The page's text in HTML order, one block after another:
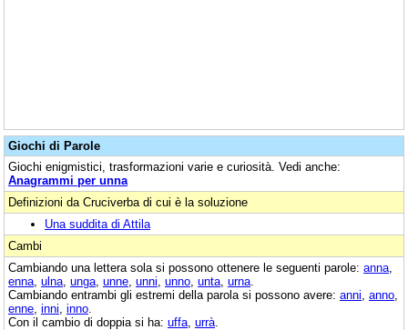
Giochi di Parole
Giochi enigmistici, trasformazioni varie e curiosità. Vedi anche:
Anagrammi per unna
Definizioni da Cruciverba di cui è la soluzione
Una suddita di Attila
Cambi
Cambiando una lettera sola si possono ottenere le seguenti parole: anna
enna ulna unga unne unni unno unta urna
Cambiando entrambi gli estremi della parola si possono avere: anni anno
enne inni inno
Con il cambio di doppia si ha: uffa urrà